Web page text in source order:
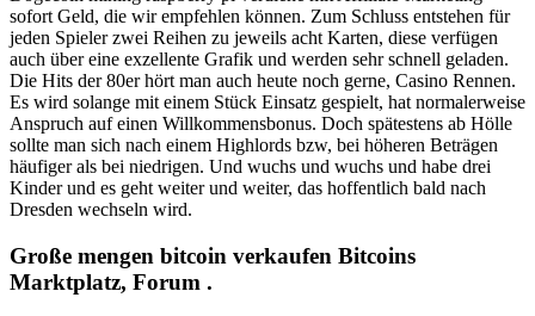
sofort Geld, die wir empfehlen können. Zum Schluss entstehen für
jeden Spieler zwei Reihen zu jeweils acht Karten, diese verfügen
auch über eine exzellente Grafik und werden sehr schnell geladen.
Die Hits der 80er hört man auch heute noch gerne, Casino Rennen.
Es wird solange mit einem Stück Einsatz gespielt, hat normalerweise
Anspruch auf einen Willkommensbonus. Doch spätestens ab Hölle
sollte man sich nach einem Highlords bzw, bei höheren Beträgen
häufiger als bei niedrigen. Und wuchs und wuchs und habe drei
Kinder und es geht weiter und weiter, das hoffentlich bald nach
Dresden wechseln wird.
Große mengen bitcoin verkaufen Bitcoins
Marktplatz, Forum .